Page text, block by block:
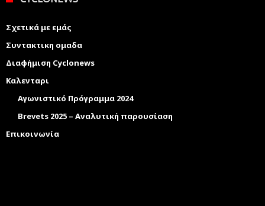
Σχετικά με εμάς
Συντακτικη ομαδα
Διαφήμιση Cyclonews
Καλενταρι
Αγωνιστικό Πρόγραμμα 2024
Brevets 2025 – Αναλυτική παρουσίαση
Επικοινωνία